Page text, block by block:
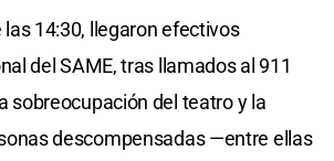
14:30, llegaron efectivos
del SAME, tras llamados al 911
sobreocupación del teatro y la
descompensadas —entre ellas